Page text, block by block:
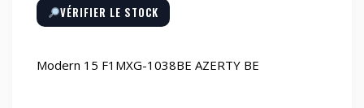
VÉRIFIER LE STOCK
Modern 15 F1MXG-1038BE AZERTY BE